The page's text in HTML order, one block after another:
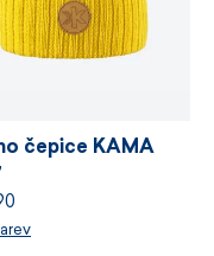
čepice KAMA